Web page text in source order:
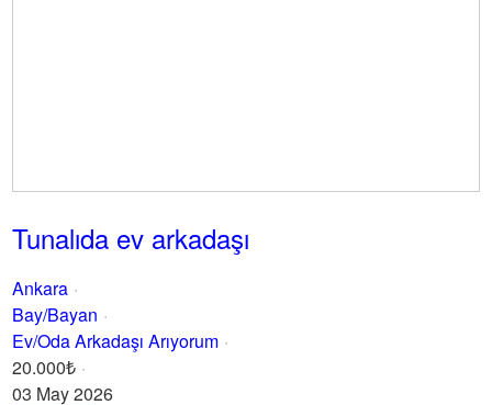
Tunalıda ev arkadaşı
Ankara
Bay/Bayan
Ev/Oda Arkadaşı Arıyorum
20.000₺
03 May 2026